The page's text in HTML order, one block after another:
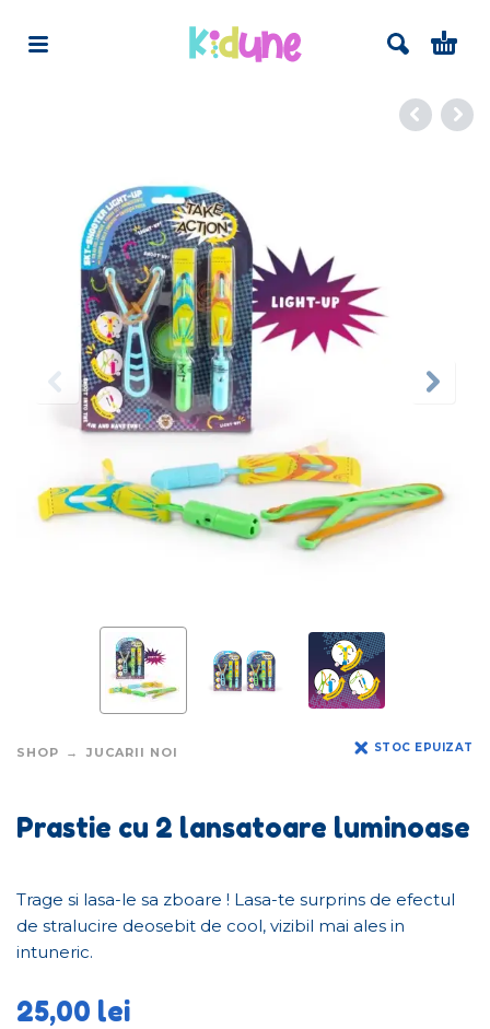
SHOP JUCARII NOI STOC EPUIZAT
Prastie cu 2 lansatoare luminoase
Trage si lasa-le sa zboare ! Lasa-te surprins de efectul
de stralucire deosebit de cool, vizibil mai ales in
intuneric.
25,00 lei